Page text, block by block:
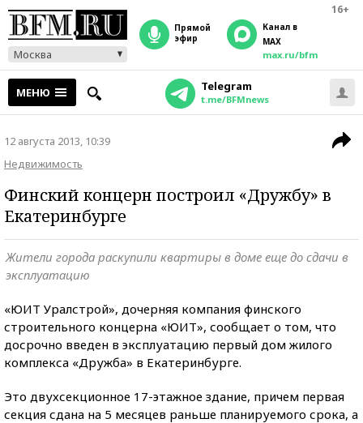
16+
Москва
прямой
эфир
Канал в
MAX
max.ru/bfm
МЕНЮ Telegram
t.me/BFMnews
12 августа 2013, 10:39
Недвижимость
Финский концерн построил «Дружбу» в
Екатеринбурге
Жители города раскупили квартиры в доме еще до сдачи в
эксплуатацию
«ЮИТ Уралстрой», дочерняя компания финского
строительного концерна «ЮИТ», сообщает о том, что
досрочно введен в эксплуатацию первый дом жилого
комплекса «Дружба» в Екатеринбурге.
Это двухсекционное 17-этажное здание, причем первая
секция сдана на 5 месяцев раньше планируемого срока, а